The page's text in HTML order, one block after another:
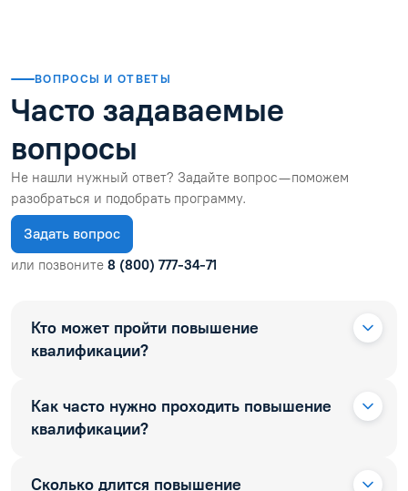
ВОПРОСЫ И ОТВЕТЫ
Часто задаваемые
вопросы
Не нашли нужный ответ? Задайте вопрос — поможем
разобраться и подобрать программу.
Задать вопрос
или позвоните 8 (800) 777-34-71
Кто может пройти повышение
квалификации?
Как часто нужно проходить повышение
квалификации?
Сколько длится повышение